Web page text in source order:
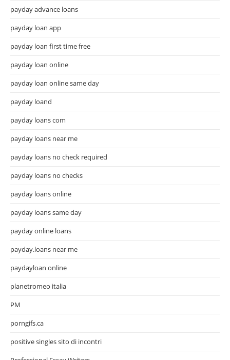
payday advance loans
payday loan app
payday loan first time free
payday loan online
payday loan online same day
payday loand
payday loans com
payday loans near me
payday loans no check required
payday loans no checks
payday loans online
payday loans same day
payday online loans
payday.loans near me
paydayloan online
planetromeo italia
PM
porngifs.ca
positive singles sito di incontri